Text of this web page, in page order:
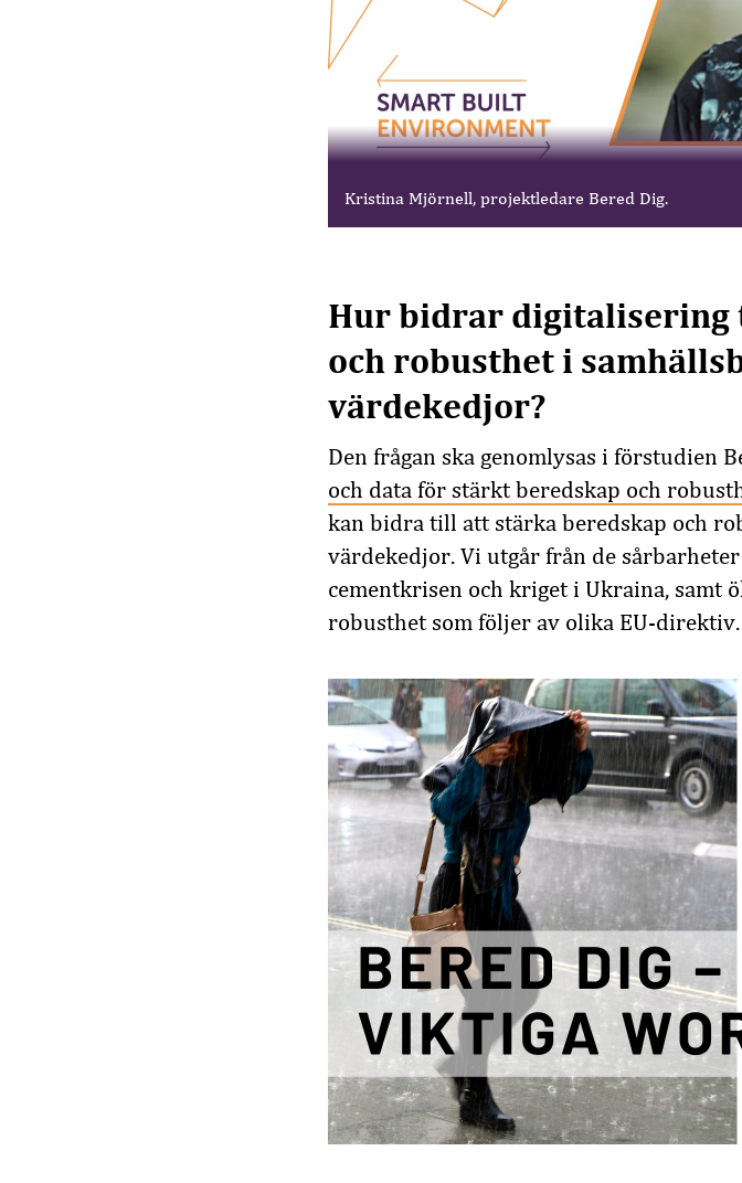
Kristina Mjörnell, projektledare Bered Dig.
Hur bidrar digitalisering
och robusthet i
värdekedjor?
Den frågan ska genomlysas i förstudien
och data för stärkt beredskap och
kan bidra till att stärka beredskap och
värdekedjor. Vi utgår från de
cementkrisen och kriget i Ukraina, samt
robusthet som följer av olika EU-direktiv.